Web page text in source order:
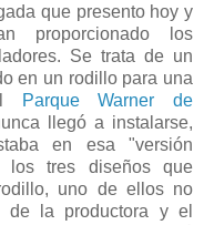
que presento hoy y
proporcionado los
Se trata de un
en un rodillo para una
Parque Warner de
llegó a instalarse,
en esa "versión
los tres diseños que
uno de ellos no
de la productora y el